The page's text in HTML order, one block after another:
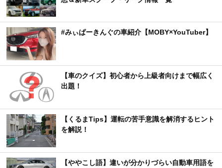
#みぃぱーきんぐの車紹介【MOBY×YouTuber】
【車のクイズ】初心者から上級者向けまで幅広く
出題！
【くるまTips】運転の苦手意識を解消するヒント
を解説！
【ややこし語】違いが分かりづらい自動車用語を